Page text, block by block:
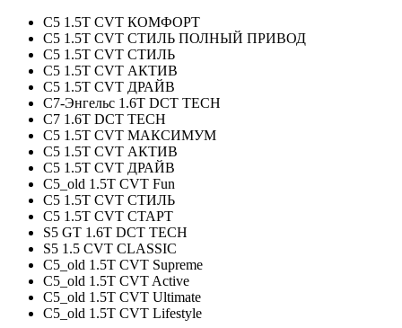
C5 1.5T CVT КОМФОРТ
C5 1.5T CVT СТИЛЬ ПОЛНЫЙ ПРИВОД
C5 1.5T CVT СТИЛЬ
C5 1.5T CVT АКТИВ
C5 1.5T CVT ДРАЙВ
C7-Энгельс 1.6T DCT TECH
C7 1.6T DCT TECH
C5 1.5T CVT МАКСИМУМ
C5 1.5T CVT АКТИВ
C5 1.5T CVT ДРАЙВ
C5_old 1.5T CVT Fun
C5 1.5T CVT СТИЛЬ
C5 1.5T CVT СТАРТ
S5 GT 1.6T DCT TECH
S5 1.5 CVT CLASSIC
C5_old 1.5T CVT Supreme
C5_old 1.5T CVT Active
C5_old 1.5T CVT Ultimate
C5_old 1.5T CVT Lifestyle